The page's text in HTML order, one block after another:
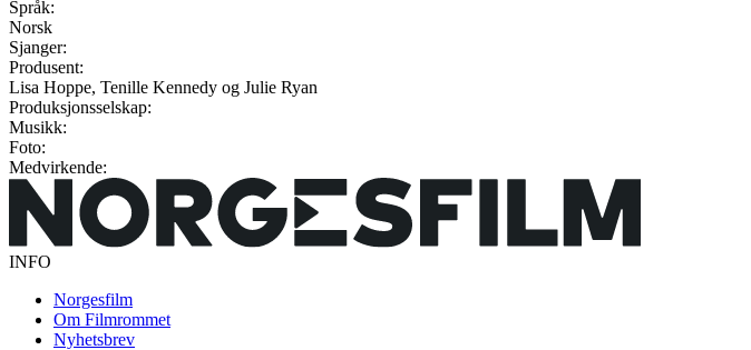
Språk:
Norsk
Sjanger:
Produsent:
Lisa Hoppe, Tenille Kennedy og Julie Ryan
Produksjonsselskap:
Musikk:
Foto:
Medvirkende:
INFO
Norgesfilm
Om Filmrommet
Nyhetsbrev